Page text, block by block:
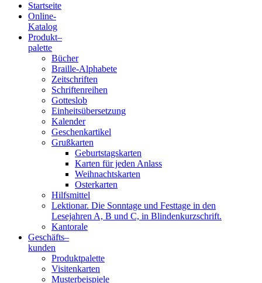
Blindenschrift-
Verlag
Druckerei
gGmbH
Startseite
Online-
Katalog
Produkt–
palette
Bücher
Braille-Alphabete
Zeitschriften
Schriftenreihen
Gotteslob
Einheitsübersetzung
Kalender
Geschenkartikel
Grußkarten
Geburtstagskarten
Karten für jeden Anlass
Weihnachtskarten
Osterkarten
Hilfsmittel
Lektionar. Die Sonntage und Festtage in den
Lesejahren A, B und C, in Blindenkurzschrift.
Kantorale
Geschäfts­–
kunden
Produktpalette
Visitenkarten
Musterbeispiele